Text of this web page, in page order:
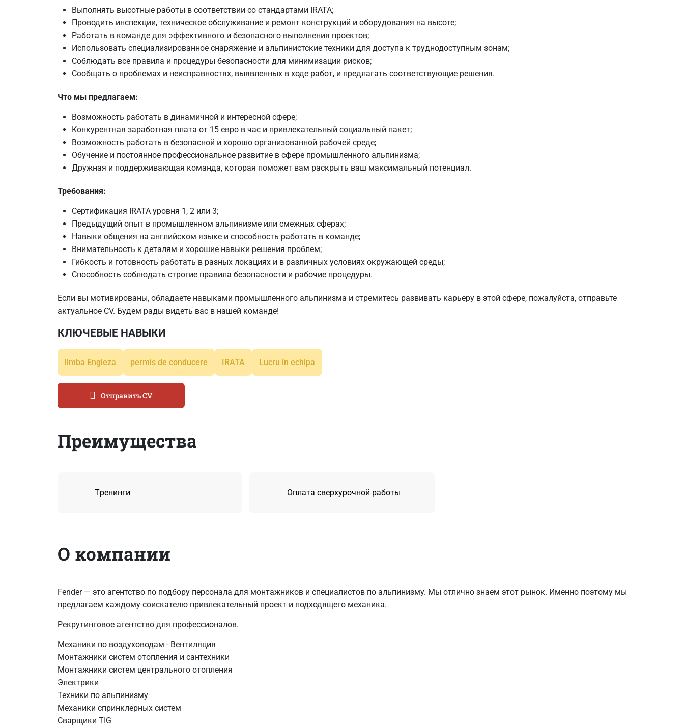
Выполнять высотные работы в соответствии со стандартами IRATA;
Проводить инспекции, техническое обслуживание и ремонт конструкций и оборудования на высоте;
Работать в команде для эффективного и безопасного выполнения проектов;
Использовать специализированное снаряжение и альпинистские техники для доступа к труднодоступным зонам;
Соблюдать все правила и процедуры безопасности для минимизации рисков;
Сообщать о проблемах и неисправностях, выявленных в ходе работ, и предлагать соответствующие решения.
Что мы предлагаем:
Возможность работать в динамичной и интересной сфере;
Конкурентная заработная плата от 15 евро в час и привлекательный социальный пакет;
Возможность работать в безопасной и хорошо организованной рабочей среде;
Обучение и постоянное профессиональное развитие в сфере промышленного альпинизма;
Дружная и поддерживающая команда, которая поможет вам раскрыть ваш максимальный потенциал.
Требования:
Сертификация IRATA уровня 1, 2 или 3;
Предыдущий опыт в промышленном альпинизме или смежных сферах;
Навыки общения на английском языке и способность работать в команде;
Внимательность к деталям и хорошие навыки решения проблем;
Гибкость и готовность работать в разных локациях и в различных условиях окружающей среды;
Способность соблюдать строгие правила безопасности и рабочие процедуры.
Если вы мотивированы, обладаете навыками промышленного альпинизма и стремитесь развивать карьеру в этой сфере, пожалуйста, отправьте
актуальное CV. Будем рады видеть вас в нашей команде!
КЛЮЧЕВЫЕ НАВЫКИ
limba Engleza permis de conducere IRATA Lucru în echipa
Отправить CV
Преимущества
Tренинги Оплата сверхурочной работы
О компании
Fender — это агентство по подбору персонала для монтажников и специалистов по альпинизму. Мы отлично знаем этот рынок. Именно поэтому мы
предлагаем каждому соискателю привлекательный проект и подходящего механика.
Рекрутинговое агентство для профессионалов.
Механики по воздуховодам - Вентиляция
Монтажники систем отопления и сантехники
Монтажники систем центрального отопления
Электрики
Техники по альпинизму
Механики спринклерных систем
Сварщики TIG